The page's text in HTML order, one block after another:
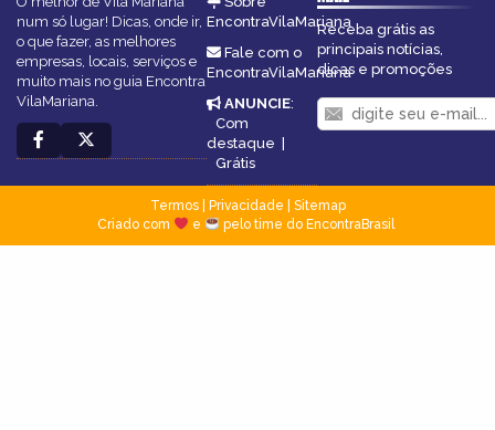
num só lugar! Dicas, onde ir,
o que fazer, as melhores
empresas, locais, serviços e
muito mais no guia Encontra
VilaMariana.
EncontraVilaMariana
Fale com o
EncontraVilaMariana
ANUNCIE:
Com
destaque |
Grátis
Receba grátis as
principais notícias,
dicas e promoções
Termos| Privacidade
Sitemap
Criado com
e pelo time do EncontraBrasil